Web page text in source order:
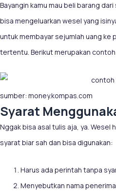
Bayangin kamu mau beli barang
bisa mengeluarkan wesel yang
untuk membayar sejumlah uang ke
tertentu. Berikut merupakan
sumber: money.kompas.com
Syarat
Nggak bisa asal tulis aja, ya. Wesel
syarat biar sah dan bisa digunakan:
Harus ada perintah tanpa
Menyebutkan nama